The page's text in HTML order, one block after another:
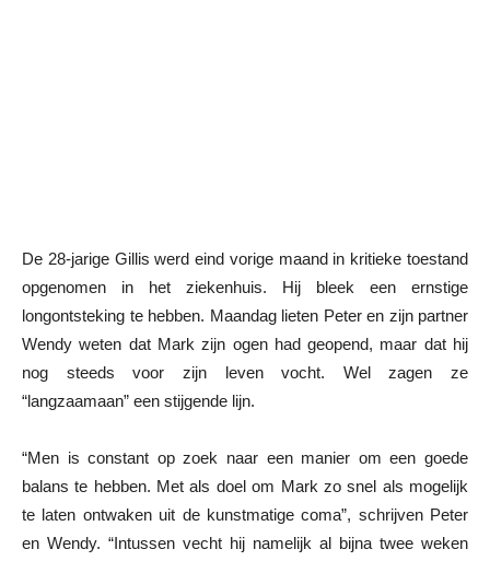
De 28-jarige Gillis werd eind vorige maand in kritieke toestand
opgenomen in het ziekenhuis. Hij bleek een ernstige
longontsteking te hebben. Maandag lieten Peter en zijn partner
Wendy weten dat Mark zijn ogen had geopend, maar dat hij
nog steeds voor zijn leven vocht. Wel zagen ze
“langzaamaan” een stijgende lijn.
“Men is constant op zoek naar een manier om een goede
balans te hebben. Met als doel om Mark zo snel als mogelijk
te laten ontwaken uit de kunstmatige coma”, schrijven Peter
en Wendy. “Intussen vecht hij namelijk al bijna twee weken